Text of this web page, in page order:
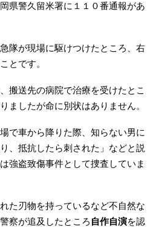
県警久留米署に１１０番通報があ
隊が現場に駆けつけたところ、右
とです。
搬送先の病院で治療を受けたとこ
ましたが命に別状はありません。
で車から降りた際、知らない男に
、抵抗したら刺された」などと説
強盗致傷事件として捜査していま
た刃物を持っているなど不自然な
察が追及したところ 自作自演を認